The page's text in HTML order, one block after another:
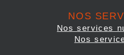
NOS
Nos services
Nos